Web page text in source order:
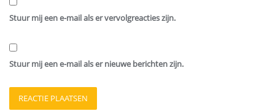
Stuur mij een e-mail als er vervolgreacties zijn.
Stuur mij een e-mail als er nieuwe berichten zijn.